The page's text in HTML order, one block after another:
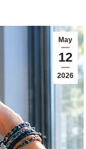
May
12
2026